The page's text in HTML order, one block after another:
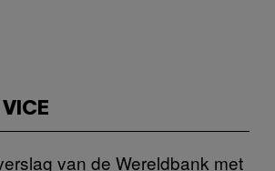
van de Wereldbank met